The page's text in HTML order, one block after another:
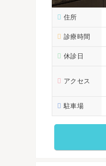
住所
診療時間
休診日
アクセス
駐車場